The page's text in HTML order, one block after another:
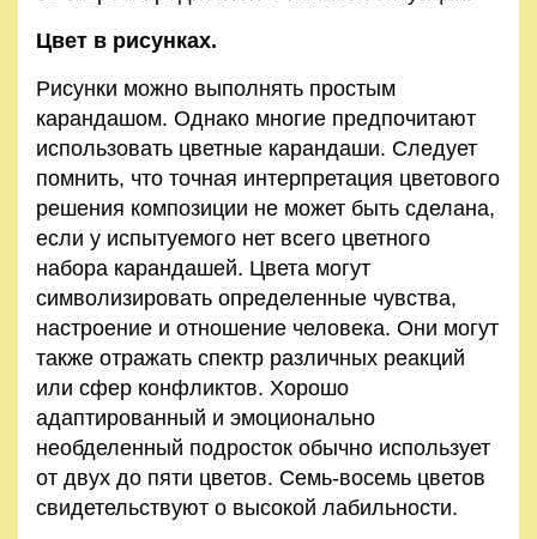
Цвет в рисунках.
Рисунки можно выполнять простым
карандашом. Однако многие предпочитают
использовать цветные карандаши. Следует
помнить, что точная интерпретация цветового
решения композиции не может быть сделана,
если у испытуемого нет всего цветного
набора карандашей. Цвета могут
символизировать определенные чувства,
настроение и отношение человека. Они могут
также отражать спектр различных реакций
или сфер конфликтов. Хорошо
адаптированный и эмоционально
необделенный подросток обычно использует
от двух до пяти цветов. Семь-восемь цветов
свидетельствуют о высокой лабильности.